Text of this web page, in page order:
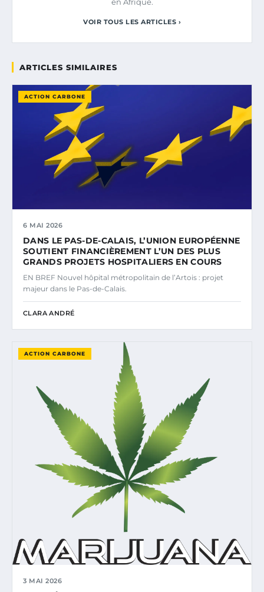
VOIR TOUS LES ARTICLES ›
ARTICLES SIMILAIRES
ACTION CARBONE
6 MAI 2026
DANS LE PAS-DE-CALAIS, L’UNION EUROPÉENNE
SOUTIENT FINANCIÈREMENT L’UN DES PLUS
GRANDS PROJETS HOSPITALIERS EN COURS
EN BREF Nouvel hôpital métropolitain de l’Artois : projet
majeur dans le Pas-de-Calais.
CLARA ANDRÉ
ACTION CARBONE
3 MAI 2026